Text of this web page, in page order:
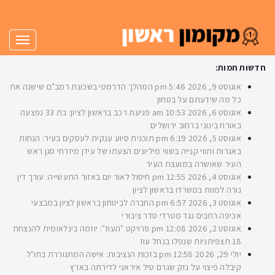
חדשות חמות:
אוגוסט 9, 2026
5:46 pm
המהלך הדרמטי בשכונת רמב"ם שישנה את
כל מה שידעתם על בטחון
אוגוסט 6, 2026
10:53 am
פגיעת רכב בראשון לציון: בת 33 נפצעה
באורח בינוני ברחוב ירושלים
אוגוסט 5, 2026
6:19 pm
תוכנית סיוע ענקית לעסקים בעיר: הנחות
באגרות ותווי קנייה בשווי מיליונים הצעתו של עידן מיזרחי סגן ראש
העיר שאושרה במועצת העיר
אוגוסט 4, 2026
12:55 pm
חיסול לאור יום באזור התעשייה: עורך דין
נורה למוות במשרדו בראשון לציון
אוגוסט 3, 2026
6:57 pm
החברה לביטחון בראשון לציון במבצעי
אכיפה רחבים נגד מטרדי סדר ציבורי
אוגוסט 2, 2026
12:08 pm
פרויקט "העוז": יוזמה בינלאומית להנצחת
18 תצפיתניות שנפלו בנחל עוז
יולי 29, 2026
12:58 pm
בזכות הנציבות: אישה המתגוררת בחו"ל
קיבלה פיצוי על נזק שגרם טיל איראני לדירתה בארץ